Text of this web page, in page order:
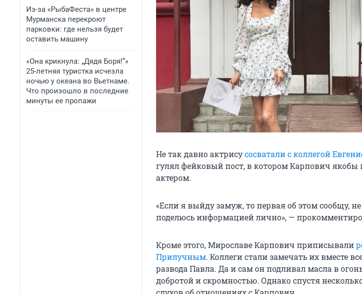
Из-за «РыбаФеста» в центре
Мурманска перекроют
парковки: где нельзя будет
оставить машину
«Она крикнула: „Дядя Боря!“»
25-летняя туристка исчезла
ночью у океана во Вьетнаме.
Что произошло в последние
минуты ее пропажи
Не так давно актрисусосватали с коллегой
гулял фейковый пост, в котором Карпович якобы
актером.
«Если я выйду замуж, то первая об этом сообщу,
поделюсь информацией лично», —
Кроме этого, Мирославе Карпович приписывали
Прилучным. Коллеги стали замечать их вместе
развода Павла. Да и сам он подливал масла в
добротой и скромностью. Однако спустя